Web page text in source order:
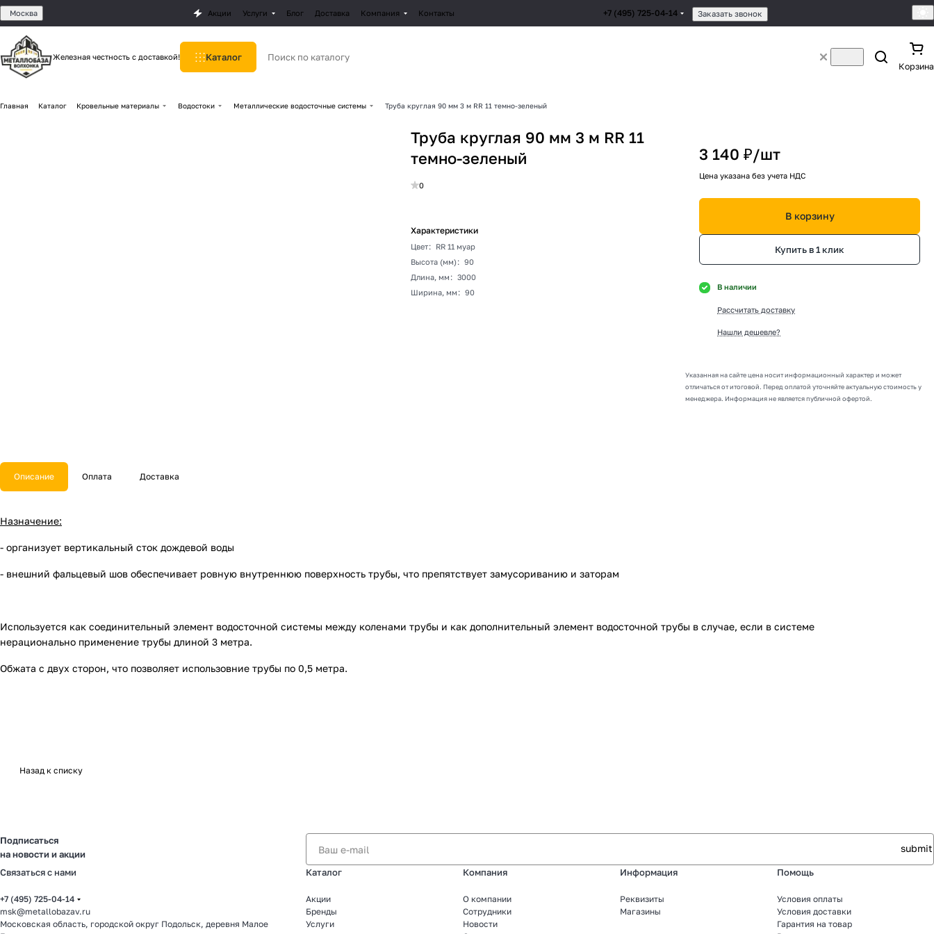
Москва Акции Услуги Блог Доставка Компания Контакты +7 (495) 725-04-14 Заказать звонок
Железная честность с доставкой! Каталог
Корзина
Главная Каталог Кровельные материалы Водостоки Металлические водосточные системы Труба круглая 90 мм 3 м RR 11 темно-зеленый
Труба круглая 90 мм 3 м RR 11
темно-зеленый
0
Характеристики
Цвет:
RR 11 муар
Высота (мм): 90
Длина, мм : 3000
Ширина, мм : 90
3 140 ₽/шт
Цена указана без учета НДС
В корзину
Купить в 1 клик
В наличии
Рассчитать доставку
Нашли дешевле?
Указанная на сайте цена носит информационный характер и может
отличаться от итоговой. Перед оплатой уточняйте актуальную стоимость у
менеджера. Информация не является публичной офертой.
Описание Оплата Доставка
Назначение:
- организует вертикальный сток дождевой воды
- внешний фальцевый шов обеспечивает ровную внутреннюю поверхность трубы, что препятствует замусориванию и заторам
Используется как соединительный элемент водосточной системы между коленами трубы и как дополнительный элемент водосточной трубы в случае, если в системе
нерационально применение трубы длиной 3 метра.
Обжата с двух сторон, что позволяет использовние трубы по 0,5 метра.
Назад к списку
Подписаться
на новости и акции
Связаться с нами
+7 (495) 725-04-14
msk@metallobazav.ru
Московская область, городской округ Подольск, деревня Малое
Каталог
Акции
Бренды
Услуги
Компания
О компании
Сотрудники
Новости
Информация
Реквизиты
Магазины
Помощь
Условия оплаты
Условия доставки
Гарантия на товар